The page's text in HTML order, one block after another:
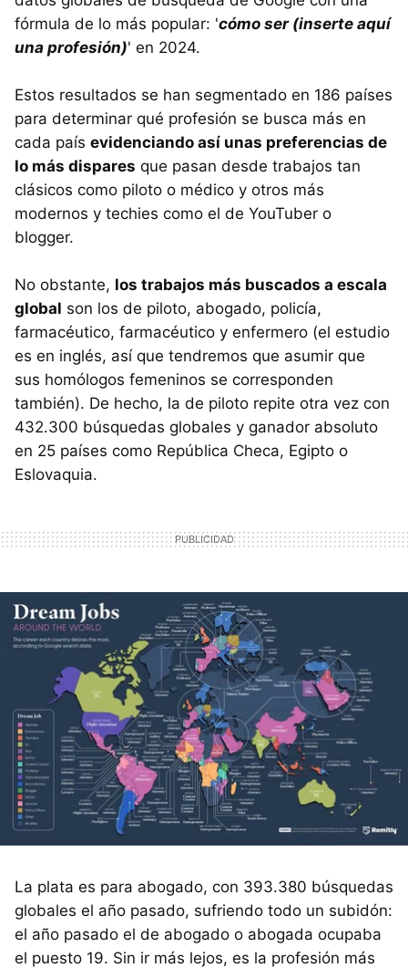
fórmula de lo más popular: 'cómo ser (inserte aquí
una profesión)' en 2024.
Estos resultados se han segmentado en 186 países
para determinar qué profesión se busca más en
cada país evidenciando así unas preferencias de
lo más dispares que pasan desde trabajos tan
clásicos como piloto o médico y otros más
modernos y techies como el de YouTuber o
blogger.
No obstante, los trabajos más buscados a escala
global son los de piloto, abogado, policía,
farmacéutico, farmacéutico y enfermero (el estudio
es en inglés, así que tendremos que asumir que
sus homólogos femeninos se corresponden
también). De hecho, la de piloto repite otra vez con
432.300 búsquedas globales y ganador absoluto
en 25 países como República Checa, Egipto o
Eslovaquia.
La plata es para abogado, con 393.380 búsquedas
globales el año pasado, sufriendo todo un subidón:
el año pasado el de abogado o abogada ocupaba
el puesto 19. Sin ir más lejos, es la profesión más